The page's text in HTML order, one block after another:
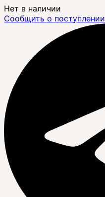
Нет в наличии
Сообщить о поступлении